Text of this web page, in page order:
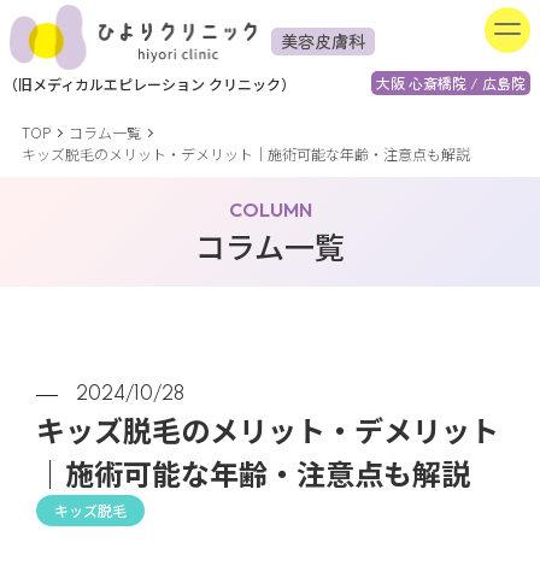
美容皮膚科
大阪 心斎橋院 / 広島院
（旧メディカルエピレーション クリニック）
TOP
コラム一覧
キッズ脱毛のメリット・デメリット｜施術可能な年齢・注意点も解説
COLUMN
コラム一覧
2024/10/28
キッズ脱毛のメリット・デメリット
｜施術可能な年齢・注意点も解説
キッズ脱毛